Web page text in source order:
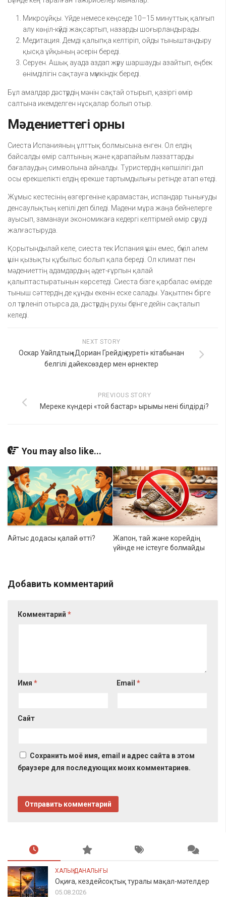
Микроұйқы. Үйде немесе кеңседе 10–15 минуттық қалғып
алу көңіл-күйді жақсартып, назарды шоғырландырады.
Медитация. Демді қалыпқа келтіріп, ойды тыныштандыру
қысқа ұйқының әсерін береді.
Серуен. Ашық ауада аздап жүру шаршауды азайтып, еңбек
өнімділігін сақтауға мүмкіндік береді.
Бұл амалдар дәстүрдің мәнін сақтай отырып, қазіргі өмір
салтына икемделген нұсқалар болып отыр.
Мәдениеттегі орны
Сиеста Испанияның ұлттық болмысына енген. Ол елдің
байсалды өмір салтының және қарапайым ләззаттарды
бағалаудың символына айналды. Туристердің көпшілігі дәл
осы ерекшелікті елдің ерекше тартымдылығы ретінде атап өтеді.
Жұмыс кестесінің өзгергеніне қарамастан, испандар тынығуды
денсаулықтың кепілі деп біледі. Мәдени мұра жаңа бейнелерге
ауысып, заманауи экономикаға кедергі келтірмей өмір сүруді
жалғастыруда.
Қорытындылай келе, сиеста тек Испания үшін емес, бүкіл әлем
үшін қызықты құбылыс болып қала береді. Ол климат пен
мәдениеттің адамдардың әдет-ғұрпын қалай
қалыптастыратынын көрсетеді. Сиеста бізге қарбалас өмірде
тыныш сәттердің де құнды екенін еске салады. Уақытпен бірге
ол түрленіп отырса да, дәстүрдің рухы бүгінге дейін сақталып
келеді.
NEXT STORY
Оскар Уайлдтың «Дориан Грейдің суреті» кітабынан
белгілі дәйексөздер мен өрнектер
PREVIOUS STORY
Мереке күндері «той бастар» ырымы нені білдірді?
You may also like...
Айтыс додасы қалай өтті?
Жапон, тай және корейдің
үйінде не істеуге болмайды
Добавить комментарий
Комментарий *
Имя * Email*
Сайт
Сохранить моё имя, email и адрес сайта в этом
браузере для последующих моих комментариев.
ХАЛЫҚ ДАНАЛЫҒЫ
Оқиға, кездейсоқтық туралы мақал-мәтелдер
05.08.2026